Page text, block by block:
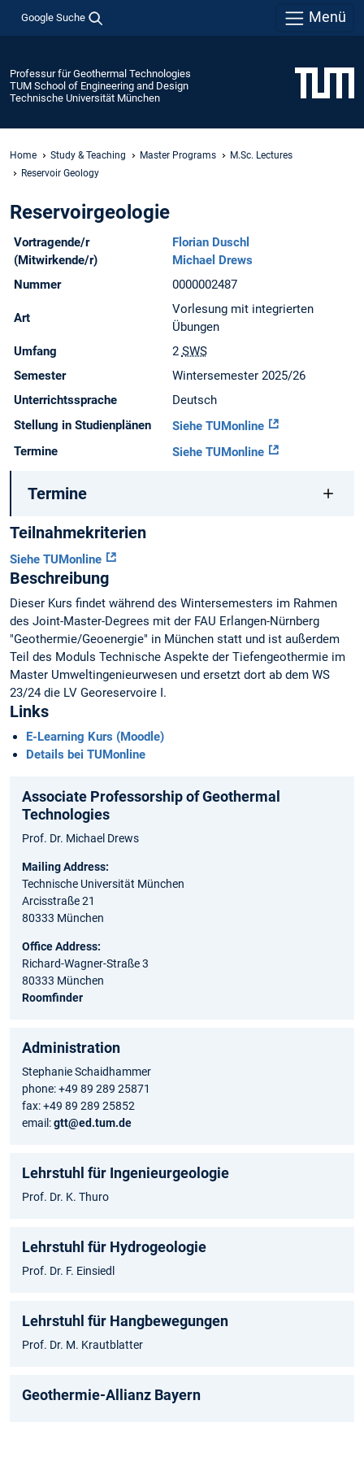
Google Suche Menü
Professur für Geothermal Technologies
TUM School of Engineering and Design
Technische Universität München
Home Study & Teaching Master Programs
M.Sc. Lectures
Reservoir Geology
Reservoirgeologie
Vortragende/r
(Mitwirkende/r)
Florian Duschl
Michael Drews
Nummer
0000002487
Art
Vorlesung mit integrierten
Übungen
Umfang
2 SWS
Semester
Wintersemester 2025/26
Unterrichtssprache
Deutsch
Stellung in Studienplänen
Siehe TUMonline
Termine
Siehe TUMonline
Termine
Teilnahmekriterien
Siehe TUMonline
Beschreibung
Dieser Kurs findet während des Wintersemesters im Rahmen
des Joint-Master-Degrees mit der FAU Erlangen-Nürnberg
"Geothermie/Geoenergie" in München statt und ist außerdem
Teil des Moduls Technische Aspekte der Tiefengeothermie im
Master Umweltingenieurwesen und ersetzt dort ab dem WS
23/24 die LV Georeservoire I.
Links
E-Learning Kurs (Moodle)
Details bei TUMonline
Associate Professorship of Geothermal
Technologies
Prof. Dr. Michael Drews
Mailing Address:
Technische Universität München
Arcisstraße 21
80333 München
Office Address:
Richard-Wagner-Straße 3
80333 München
Roomfinder
Administration
Stephanie Schaidhammer
phone: +49 89 289 25871
fax: +49 89 289 25852
email:gtt@ed.tum.de
Lehrstuhl für Ingenieurgeologie
Prof. Dr. K. Thuro
Lehrstuhl für Hydrogeologie
Prof. Dr. F. Einsiedl
Lehrstuhl für Hangbewegungen
Prof. Dr. M. Krautblatter
Geothermie-Allianz Bayern